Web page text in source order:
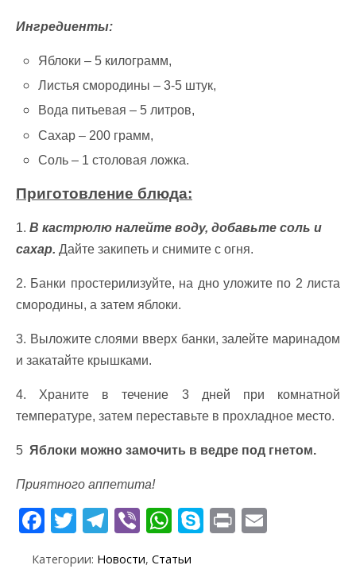
Ингредиенты:
Яблоки – 5 килограмм,
Листья смородины – 3-5 штук,
Вода питьевая – 5 литров,
Сахар – 200 грамм,
Соль – 1 столовая ложка.
Приготовление блюда:
1. В кастрюлю налейте воду, добавьте соль и
сахар. Дайте закипеть и снимите с огня.
2. Банки простерилизуйте, на дно уложите по 2 листа
смородины, а затем яблоки.
3. Выложите слоями вверх банки, залейте маринадом
и закатайте крышками.
4. Храните в течение 3 дней при комнатной
температуре, затем переставьте в прохладное место.
5 Яблоки можно замочить в ведре под гнетом.
Приятного аппетита!
F T T Vi W S Pr
Категории: Новости, Статьи